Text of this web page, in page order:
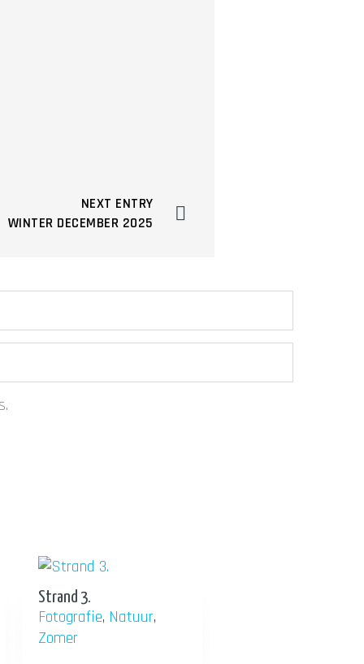
NEXT ENTRY
WINTER DECEMBER 2025
Strand 3.
Fotografie, Natuur,
Zomer